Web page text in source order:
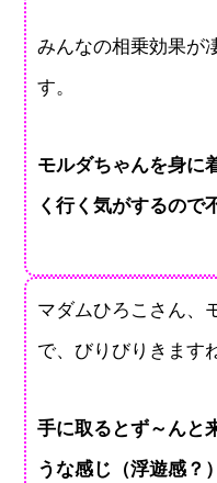
みんなの相乗効果が
す。
モルダちゃんを身に
く行く気がするので
マダムひろこさん、
で、びりびりきます
手に取るとず～んと
うな感じ（浮遊感？